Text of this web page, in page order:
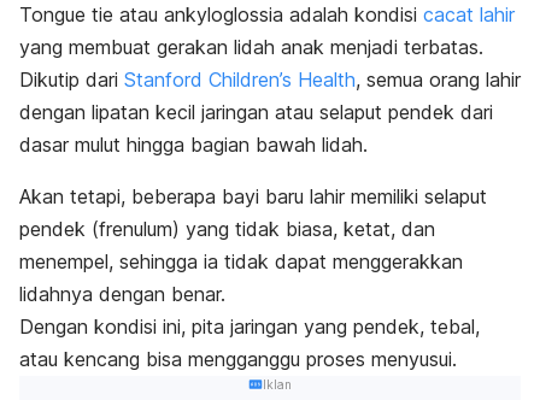
Tongue tie atau ankyloglossia adalah kondisi cacat lahir
yang membuat gerakan lidah anak menjadi terbatas.
Dikutip dari Stanford Children’s Health, semua orang lahir
dengan lipatan kecil jaringan atau selaput pendek dari
dasar mulut hingga bagian bawah lidah.
Akan tetapi, beberapa bayi baru lahir memiliki selaput
pendek (frenulum) yang tidak biasa, ketat, dan
menempel, sehingga ia tidak dapat menggerakkan
lidahnya dengan benar.
Dengan kondisi ini, pita jaringan yang pendek, tebal,
atau kencang bisa mengganggu proses menyusui.
Iklan